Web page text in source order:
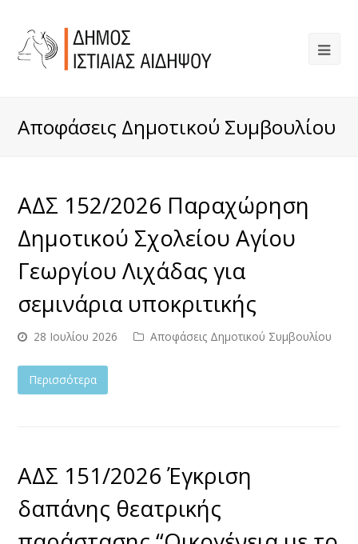
Αποφάσεις Δημοτικού Συμβουλίου
ΑΔΣ 152/2026 Παραχώρηση
Δημοτικού Σχολείου Αγίου
Γεωργίου Λιχάδας για
σεμινάρια υποκριτικής
28 Ιουλίου 2026 Αποφάσεις Δημοτικού Συμβουλίου
Περισσότερα
ΑΔΣ 151/2026 Έγκριση
δαπάνης θεατρικής